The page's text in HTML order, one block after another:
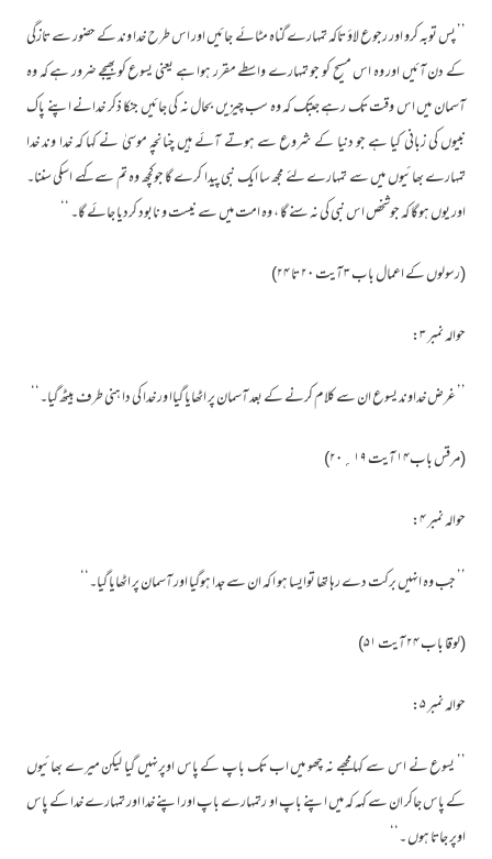
’’ پس توبہ کرو اور رجوع لاؤ تاکہ تمہارے گناہ مٹائے جائیں اور اس طرح خدا وند کے حضور سے تازگی
کے دن آئیں اور وہ اس مسیح کو جو تمہارے واسطے مقرر ہوا ہے یعنی یسوع کو بھیجے ضرور ہے کہ وہ
آسمان میں اس وقت تک رہے جبتک کہ وہ سب چیزیں بحال نہ کی جائیں جنکا ذکر خدانے اپنے پاک
نبیوں کی زبانی کیا ہے جو دنیا کے شروع سے ہوتے آئے ہیں چنانچہ موسیٰ نے کہا کہ خدا وند خدا
تمہارے بھائیوں میں سے تمہارے لئے مجھ سا ایک نبی پیدا کرے گا جوکچھ وہ تم سے کہے اسکی سننا۔
اور یوں ہوگا کہ جوشخص اس نبی کی نہ سنے گا ، وہ امت میں سے نیست و نابود کردیا جائے گا۔ ‘‘
(رسولوں کے اعمال باب ۳ آیت ۲۰ تا ۲۴)
حوالہ نمبر ۳:
’’ غرض خداوند یسوع ان سے کلام کرنے کے بعد آسمان پر اٹھایا گیاا ور خدا کی دا ہنی طرف بیٹھ گیا۔‘‘
(مرقس باب۱۴ آیت ۱۹؍۲۰)
حوالہ نمبر ۴:
’’ جب وہ انہیں برکت دے رہا تھا توایسا ہو ا کہ ان سے جدا ہوگیا اور آسمان پر اٹھایا گیا۔‘‘
(لوقا باب ۲۴ آیت ۵۱)
حوالہ نمبر ۵:
’’ یسوع نے اس سے کہا مجھے نہ چھو میں اب تک باپ کے پاس اوپرنہیں گیا لیکن میرے بھائیوں
کے پاس جاکر ان سے کہہ کہ میں اپنے باپ او رتمہارے باپ اور اپنے خدا اور تمہارے خدا کے پاس
اوپر جاتا ہوں ۔‘‘